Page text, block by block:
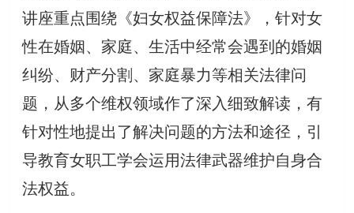
讲座重点围绕《妇女权益保障法》，针对女
性在婚姻、家庭、生活中经常会遇到的婚姻
纠纷、财产分割、家庭暴力等相关法律问
题，从多个维权领域作了深入细致解读，有
针对性地提出了解决问题的方法和途径，引
导教育女职工学会运用法律武器维护自身合
法权益。